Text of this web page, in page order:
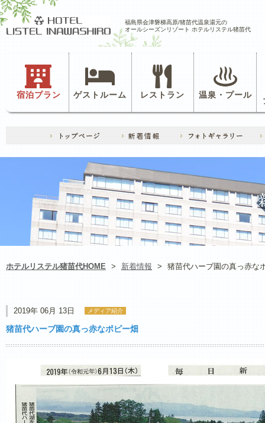
福島県会津磐梯高原/猪苗代温泉湯元の
オールシーズンリゾート ホテルリステル猪苗代
宿泊プラン ゲストルーム レストラン 温泉・プール
ホテルリステル猪苗代HOME > 新着情報 > 猪苗代ハーブ園の真っ赤な
2019年 06月 13日 メディア紹介
猪苗代ハーブ園の真っ赤なポピー畑